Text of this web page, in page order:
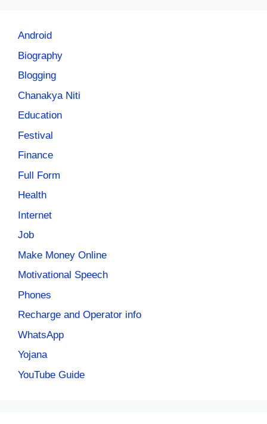
Android
Biography
Blogging
Chanakya Niti
Education
Festival
Finance
Full Form
Health
Internet
Job
Make Money Online
Motivational Speech
Phones
Recharge and Operator info
WhatsApp
Yojana
YouTube Guide